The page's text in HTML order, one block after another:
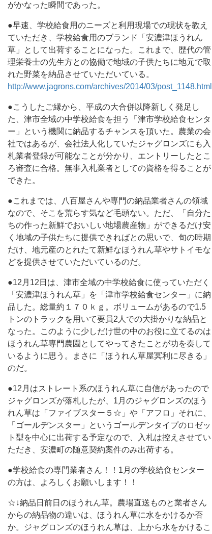
がかなった瞬間であった。
●早速、学校給食用のニーズと利用現場での現状を教え
ていただき、学校給食用のブランド「安濃津ほうれん
草」として出荷することになった。これまで、歴代の管
理栄養士の先生方との協働で地域の子供たちに地元で取
れた野菜を納品させていただいている。
http://www.jagrons.com/archives/2014/03/post_1148.html
●こうしたご縁から、平成の大合併以降新しく発足し
た、津市全域の中学校給食を担う「津市学校給食センタ
ー」という機関に納品するチャンスを頂いた。農業の会
社ではあるが、会社法人化していたジャグロンズにも入
札業者登録が可能なことが分かり、エントリーしたとこ
ろ審査に合格。無事入札業者としての資格を得ることが
できた。
●これまでは、八百屋さんや専門の納品業者さんの領域
なので、そこを荒らす気など毛頭ない。ただ、「自分た
ちの作った新鮮でおいしい地場農産物」ができるだけ安
く地域の子供たちに提供できればとの思いで、旬の時期
だけ、地元産のとれたて新鮮なほうれん草やサトイモな
どを提供させていただいているのだ。
●12月12日は、津市全域の中学校給食に使っていただく
「安濃津ほうれん草」を「津市学校給食センター」に納
品した。総量約１７０ｋｇ。ボリュームがあるので1.5
トンのトラックを用いて要員2人での大掛かりな納品と
なった。このように少しだけ世の中のお役に立てるのは
ほうれん草専門農園としてやってきたことが功を奏して
いるように思う。まさに「ほうれん草屋冥利に尽きる」
のだ。
●12月はストレート系のほうれん草に自信があったので
ジャグロンズが落札したが、1月のジャグロンズのほう
れん草は「ファイブスター５☆」や「アフロ」それに、
「ゴールデンスター」というゴールデンタイプのロゼッ
ト型を中心に出荷する予定なので、入札は控えさせてい
ただき、安濃町の随意契約案件のみ出荷する。
●学校給食の専門業者さん！！1月の学校給食センター
の方は、よろしくお願いします！！
☆↓納品日前日のほうれん草。農場直送ものと業者さん
からの納品物の違いは、ほうれん草に水をかけるか否
か。ジャグロンズのほうれん草は、上から水をかけるこ